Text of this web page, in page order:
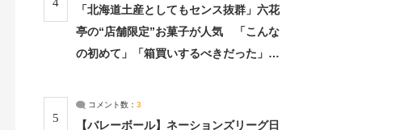
「北海道土産としてもセンス抜群」六花
亭の“店舗限定”お菓子が人気 「こんな
の初めて」「箱買いするべきだった」
5
コメント数： 3
【バレーボール】ネーションズリーグ日